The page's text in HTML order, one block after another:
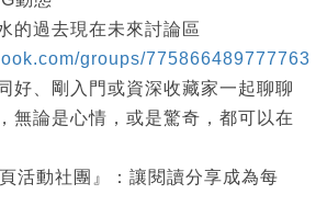
的過去現在未來討論區
groups/775866489777763
好、剛入門或資深收藏家一起聊聊
無論是心情，或是驚奇，都可以在
活動社團』：讓閱讀分享成為每